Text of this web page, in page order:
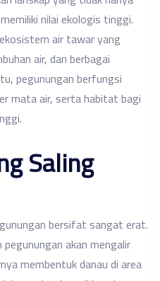
nilai ekologis tinggi.
air tawar yang
air, dan berbagai
pegunungan berfungsi
mata air, serta habitat bagi
Saling
bersifat sangat erat.
akan mengalir
membentuk danau di area